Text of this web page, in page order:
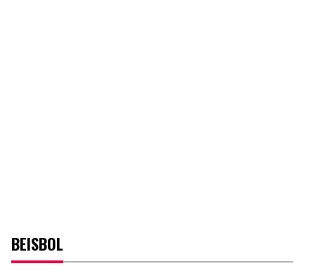
BEISBOL